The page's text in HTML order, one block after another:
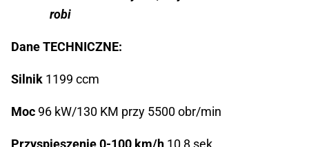
robi
Dane TECHNICZNE:
Silnik 1199 ccm
Moc 96 kW/130 KM przy 5500 obr/min
Przyspieszenie 0-100 km/h 10,8 sek.